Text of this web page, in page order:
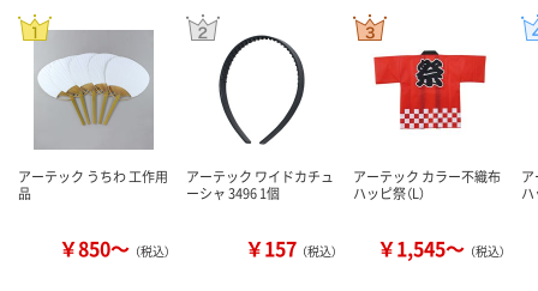
アーテック うちわ 工作用
品
￥850～ （税込）
アーテック ワイドカチュ
ーシャ 3496 1個
￥157 （税込）
アーテック カラー不織布
ハッピ祭（L）
￥1,545～ （税込）